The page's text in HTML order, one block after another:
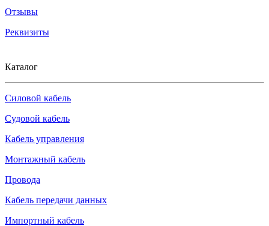
Отзывы
Реквизиты
Каталог
Силовой кабель
Судовой кабель
Кабель управления
Монтажный кабель
Провода
Кабель передачи данных
Импортный кабель